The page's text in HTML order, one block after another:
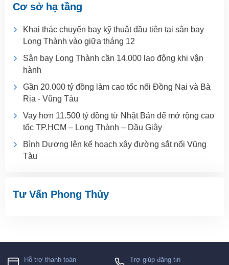
Cơ sở hạ tầng
Khai thác chuyến bay kỹ thuật đầu tiên tại sân bay
Long Thành vào giữa tháng 12
Sân bay Long Thành cần 14.000 lao động khi vận
hành
Gần 20.000 tỷ đồng làm cao tốc nối Đồng Nai và Bà
Rịa - Vũng Tàu
Vay hơn 11.500 tỷ đồng từ Nhật Bản để mở rộng cao
tốc TP.HCM – Long Thành – Dầu Giây
Bình Dương lên kế hoạch xây đường sắt nối Vũng
Tàu
Tư Vấn Phong Thủy
Hỗ trợ thanh toán Trợ giúp đăng tin